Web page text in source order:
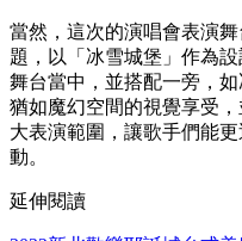
當然，這次的演唱會表演
題，以「冰雪城堡」作為
舞台當中，並搭配一旁，
猶如魔幻空間的視覺享受
大表演範圍，讓歌手們能
動。
延伸閱讀